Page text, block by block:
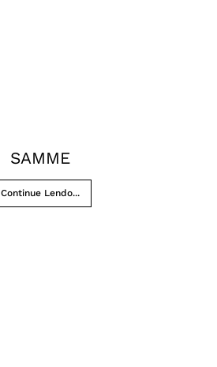
SAMME
Continue Lendo...